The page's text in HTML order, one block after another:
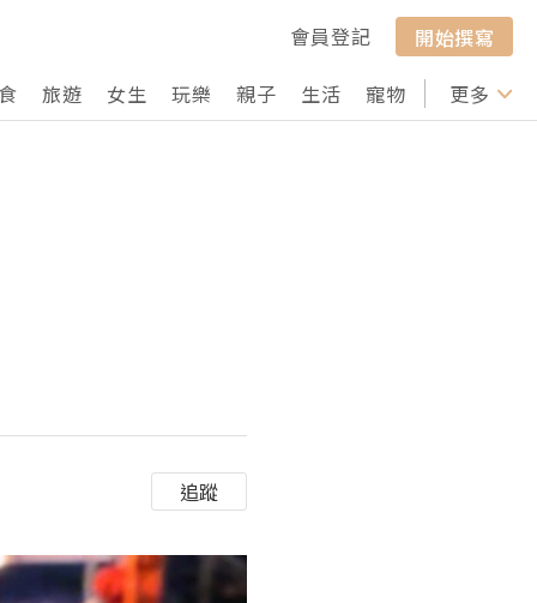
會員登記
開始撰寫
旅遊 女生 玩樂 親子 生活 寵物 行山 打卡
更多
追蹤